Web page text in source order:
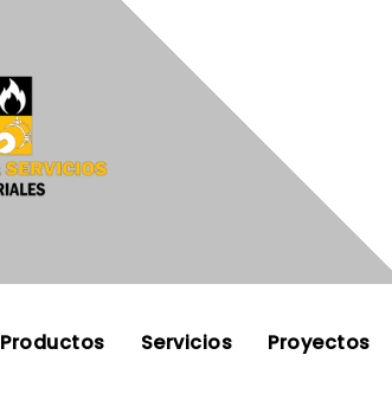
Productos Servicios Proyectos